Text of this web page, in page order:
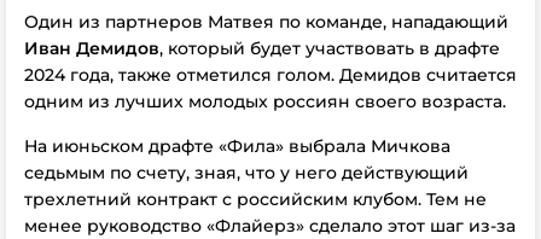
Один из партнеров Матвея по команде, нападающий
Иван Демидов, который будет участвовать в драфте
2024 года, также отметился голом. Демидов считается
одним из лучших молодых россиян своего возраста.
На июньском драфте «Фила» выбрала Мичкова
седьмым по счету, зная, что у него действующий
трехлетний контракт с российским клубом. Тем не
менее руководство «Флайерз» сделало этот шаг из-за